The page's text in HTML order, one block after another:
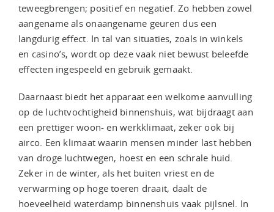
teweegbrengen; positief en negatief. Zo hebben zowel
aangename als onaangename geuren dus een
langdurig effect. In tal van situaties, zoals in winkels
en casino’s, wordt op deze vaak niet bewust beleefde
effecten ingespeeld en gebruik gemaakt.
Daarnaast biedt het apparaat een welkome aanvulling
op de luchtvochtigheid binnenshuis, wat bijdraagt aan
een prettiger woon- en werkklimaat, zeker ook bij
airco. Een klimaat waarin mensen minder last hebben
van droge luchtwegen, hoest en een schrale huid.
Zeker in de winter, als het buiten vriest en de
verwarming op hoge toeren draait, daalt de
hoeveelheid waterdamp binnenshuis vaak pijlsnel. In